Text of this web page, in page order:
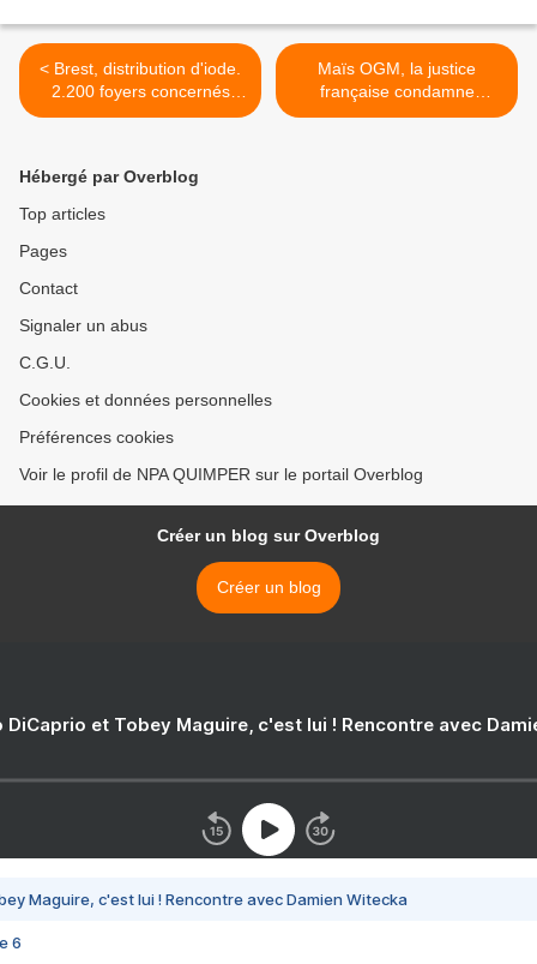
< Brest, distribution d'iode.
2.200 foyers concernés
(LT)
Maïs OGM, la justice
française condamne
définitivement huit
Hébergé par Overblog
Top articles
Pages
Contact
Signaler un abus
C.G.U.
Cookies et données personnelles
Préférences cookies
Voir le profil de NPA QUIMPER sur le portail Overblog
Créer un blog sur Overblog
Créer un blog
DiCaprio et Tobey Maguire, c'est lui ! Rencontre avec
Maguire, c'est lui ! Rencontre avec Damien Witecka
6